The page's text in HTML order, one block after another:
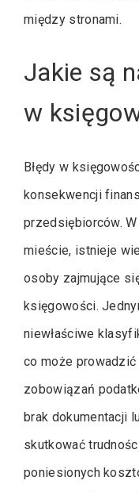
między stronami.
Jakie są
w
Błędy w
konsekwencji
przedsiębiorców.
mieście, istnieje
osoby zajmujące
księgowości.
niewłaściwe
co może
zobowiązań
brak dokumentacji
skutkować
poniesionych